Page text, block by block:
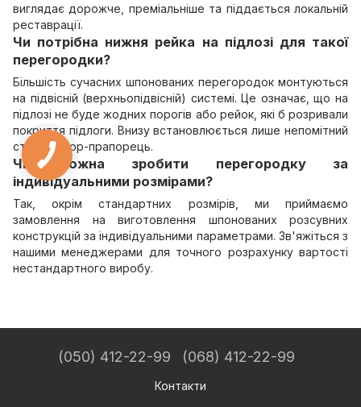
виглядає дорожче, преміальніше та піддається локальній
реставрації.
Чи потрібна нижня рейка на підлозі для такої
перегородки?
Більшість сучасних шпонованих перегородок монтуються
на підвісній (верхньопідвісній) системі. Це означає, що на
підлозі не буде жодних порогів або рейок, які б розривали
покриття підлоги. Внизу встановлюється лише непомітний
стабілізатор-прапорець.
Чи можна зробити перегородку за
індивідуальними розмірами?
Так, окрім стандартних розмірів, ми приймаємо
замовлення на виготовлення шпонованих розсувних
конструкцій за індивідуальними параметрами. Зв'яжіться з
нашими менеджерами для точного розрахунку вартості
нестандартного виробу.
(050) 412-22-99 (068) 412-22-99
Контакти